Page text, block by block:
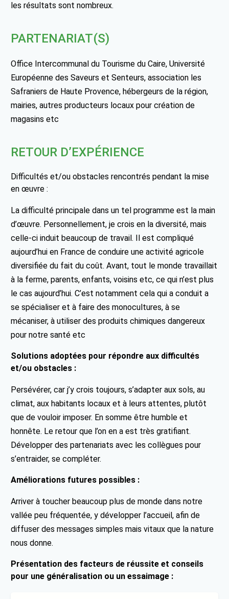
les résultats sont nombreux.
PARTENARIAT(S)
Office Intercommunal du Tourisme du Caire, Université
Européenne des Saveurs et Senteurs, association les
Safraniers de Haute Provence, hébergeurs de la région,
mairies, autres producteurs locaux pour création de
magasins etc
RETOUR D’EXPÉRIENCE
Difficultés et/ou obstacles rencontrés pendant la mise
en œuvre :
La difficulté principale dans un tel programme est la main
d’œuvre. Personnellement, je crois en la diversité, mais
celle-ci induit beaucoup de travail. Il est compliqué
aujourd’hui en France de conduire une activité agricole
diversifiée du fait du coût. Avant, tout le monde travaillait
à la ferme, parents, enfants, voisins etc, ce qui n’est plus
le cas aujourd’hui. C’est notamment cela qui a conduit a
se spécialiser et à faire des monocultures, à se
mécaniser, à utiliser des produits chimiques dangereux
pour notre santé etc
Solutions adoptées pour répondre aux difficultés
et/ou obstacles :
Persévérer, car j’y crois toujours, s’adapter aux sols, au
climat, aux habitants locaux et à leurs attentes, plutôt
que de vouloir imposer. En somme être humble et
honnête. Le retour que l’on en a est très gratifiant.
Développer des partenariats avec les collègues pour
s’entraider, se compléter.
Améliorations futures possibles :
Arriver à toucher beaucoup plus de monde dans notre
vallée peu fréquentée, y développer l’accueil, afin de
diffuser des messages simples mais vitaux que la nature
nous donne.
Présentation des facteurs de réussite et conseils
pour une généralisation ou un essaimage :